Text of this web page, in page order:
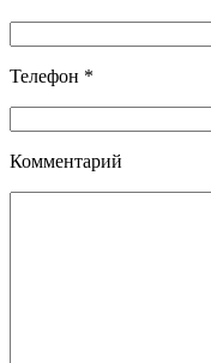
Телефон *
Комментарий